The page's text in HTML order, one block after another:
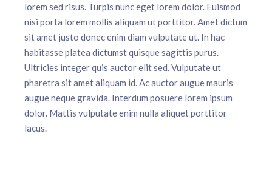
lorem sed risus. Turpis nunc eget lorem dolor. Euismod
nisi porta lorem mollis aliquam ut porttitor. Amet dictum
sit amet justo donec enim diam vulputate ut. In hac
habitasse platea dictumst quisque sagittis purus.
Ultricies integer quis auctor elit sed. Vulputate ut
pharetra sit amet aliquam id. Ac auctor augue mauris
augue neque gravida. Interdum posuere lorem ipsum
dolor. Mattis vulputate enim nulla aliquet porttitor
lacus.